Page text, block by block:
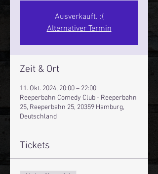
Ausverkauft. :(
Alternativer Termin
Zeit & Ort
11. Okt. 2024, 20:00 – 22:00
Reeperbahn Comedy Club - Reeperbahn
25, Reeperbahn 25, 20359 Hamburg,
Deutschland
Tickets